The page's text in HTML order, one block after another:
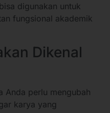
digunakan untuk
fungsional akademik
Dikenal
Anda perlu mengubah
karya yang